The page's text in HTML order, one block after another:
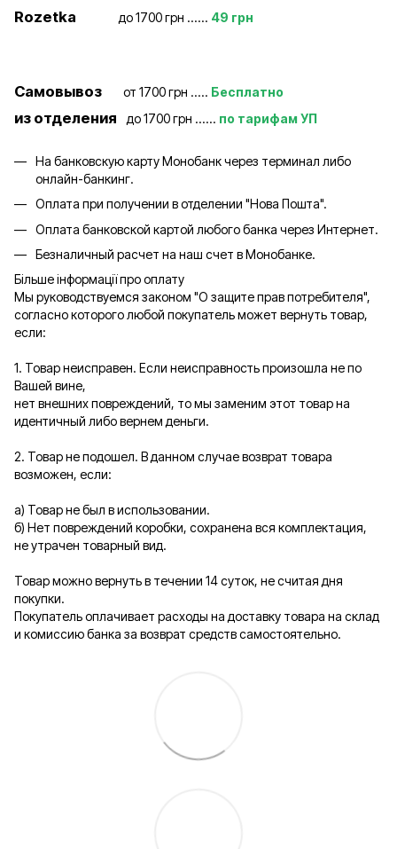
Rozetka до 1700 грн ...... 49 грн
Самовывоз от 1700 грн ..... Бесплатно
из отделения до 1700 грн ...... по тарифам УП
На банковскую карту Монобанк через терминал либо
онлайн-банкинг.
Оплата при получении в отделении "Нова Пошта".
Оплата банковской картой любого банка через Интернет.
Безналичный расчет на наш счет в Монобанке.
Більше інформації про оплату
Мы руководствуемся законом "О защите прав потребителя",
согласно которого любой покупатель может вернуть товар,
если:
1. Товар неисправен. Если неисправность произошла не по
Вашей вине,
нет внешних повреждений, то мы заменим этот товар на
идентичный либо вернем деньги.
2. Товар не подошел. В данном случае возврат товара
возможен, если:
а) Товар не был в использовании.
б) Нет повреждений коробки, сохранена вся комплектация,
не утрачен товарный вид.
Товар можно вернуть в течении 14 суток, не считая дня
покупки.
Покупатель оплачивает расходы на доставку товара на склад
и комиссию банка за возврат средств самостоятельно.